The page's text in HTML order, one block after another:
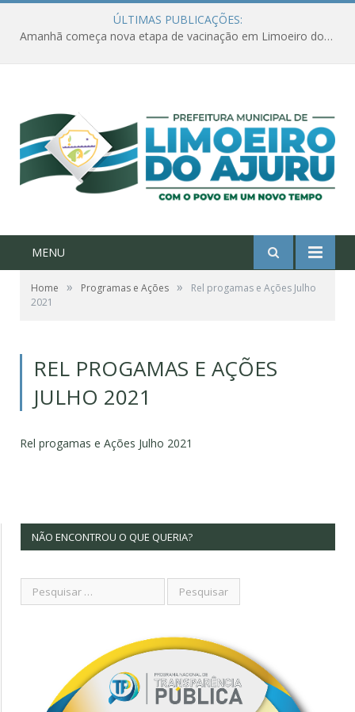
ÚLTIMAS PUBLICAÇÕES:
Amanhã começa nova etapa de vacinação em Limoeiro do Ajuru para idosos com 65 ou mais
MENU
Home » Programas e Ações »
Rel progamas e Ações Julho
2021
REL PROGAMAS E AÇÕES
JULHO 2021
Rel progamas e Ações Julho 2021
NÃO ENCONTROU O QUE QUERIA?